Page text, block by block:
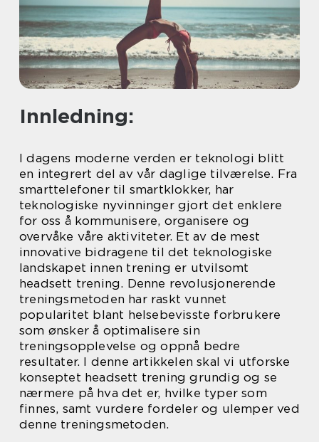
Innledning:
I dagens moderne verden er teknologi blitt
en integrert del av vår daglige tilværelse. Fra
smarttelefoner til smartklokker, har
teknologiske nyvinninger gjort det enklere
for oss å kommunisere, organisere og
overvåke våre aktiviteter. Et av de mest
innovative bidragene til det teknologiske
landskapet innen trening er utvilsomt
headsett trening. Denne revolusjonerende
treningsmetoden har raskt vunnet
popularitet blant helsebevisste forbrukere
som ønsker å optimalisere sin
treningsopplevelse og oppnå bedre
resultater. I denne artikkelen skal vi utforske
konseptet headsett trening grundig og se
nærmere på hva det er, hvilke typer som
finnes, samt vurdere fordeler og ulemper ved
denne treningsmetoden.